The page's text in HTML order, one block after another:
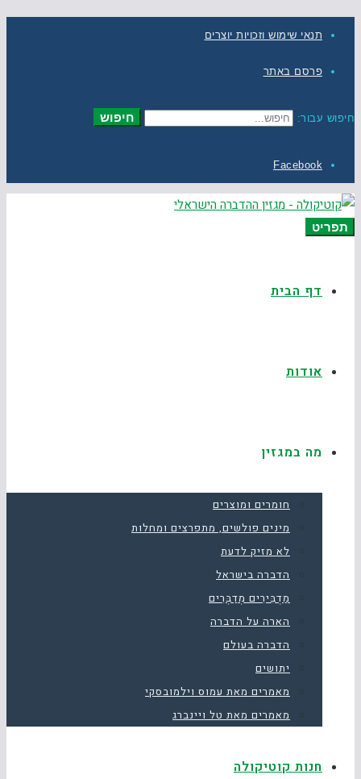
תנאי שימוש וזכויות יוצרים
פרסם באתר
חיפוש עבור: חיפוש
Facebook
תפריט
דף הבית
אודות
מה במגזין
חומרים ומוצרים
מינים פולשים, מתפרצים ומחלות
לא מזיק לדעת
הדברה בישראל
מַדְבִּירִים מְדַבְּרִים
הארה על הדברה
הדברה בעולם
יתושים
מאמרים מאת עמוס וילמובסקי
מאמרים מאת טל ויינברג
חנות קוטיקולה